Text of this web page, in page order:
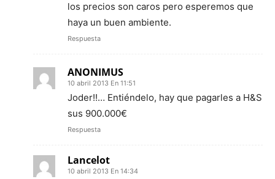
los precios son caros pero esperemos que
haya un buen ambiente.
Respuesta
ANONIMUS
10 abril 2013 En 11:51
Joder!!… Entiéndelo, hay que pagarles a H&S
sus 900.000€
Respuesta
Lancelot
10 abril 2013 En 14:34